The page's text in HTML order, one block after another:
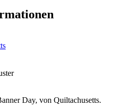
Day, von Quiltachusetts.